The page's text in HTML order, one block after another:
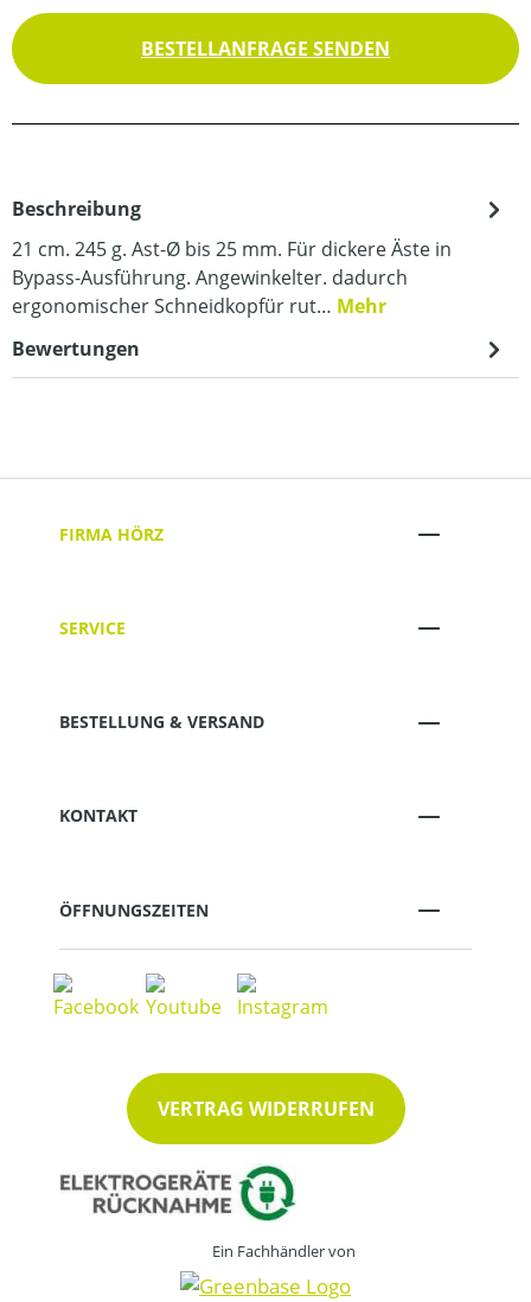
BESTELLANFRAGE SENDEN
Beschreibung
21 cm. 245 g. Ast-Ø bis 25 mm. Für dickere Äste in
Bypass-Ausführung. Angewinkelter. dadurch
ergonomischer Schneidkopfür rut… Mehr
Bewertungen
FIRMA HÖRZ
SERVICE
BESTELLUNG & VERSAND
KONTAKT
ÖFFNUNGSZEITEN
VERTRAG WIDERRUFEN
Ein Fachhändler von